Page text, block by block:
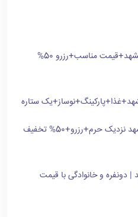
لیست هتل های خیابان طبرسی مشهد+قیمت مناسب+رزرو 50%
ستاره
حرم+رزرو+50% تخفیف
| دونفره و خانوادگی با قیمت